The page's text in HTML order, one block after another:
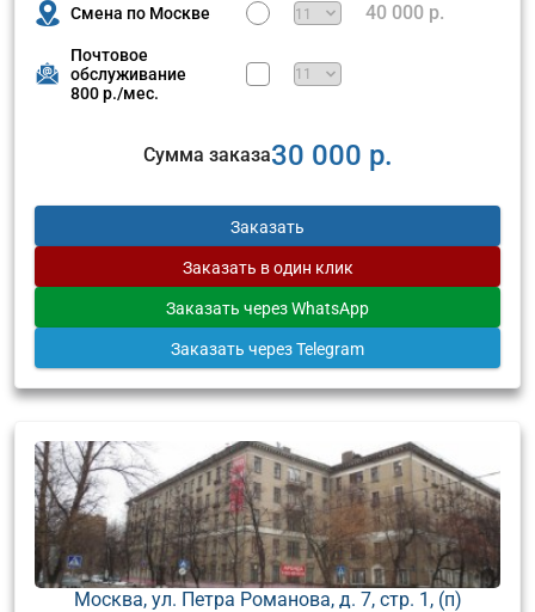
Смена по Москве 40 000 р.
Почтовое
обслуживание
800 р./мес.
Сумма заказа30 000 р.
Заказать
Заказать в один клик
Заказать через WhatsApp
Заказать через Telegram
Москва, ул. Петра Романова, д. 7, стр. 1, (п)